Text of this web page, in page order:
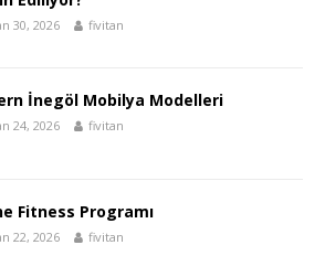
30, 2026 fivitan
İnegöl Mobilya Modelleri
24, 2026 fivitan
Fitness Programı
22, 2026 fivitan